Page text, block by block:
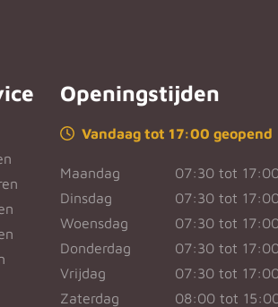
Openingstijden
Vandaag tot 17:00 geopend
Maandag
07:30 tot
Dinsdag
07:30 tot
Woensdag
07:30 tot
Donderdag
07:30 tot
Vrijdag
07:30 tot
Zaterdag
08:00 tot